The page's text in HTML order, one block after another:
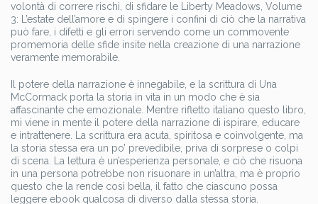
volontà di correre rischi, di sfidare le Liberty Meadows, Volume
3: L’estate dell’amore e di spingere i confini di ciò che la narrativa
può fare, i difetti e gli errori servendo come un commovente
promemoria delle sfide insite nella creazione di una narrazione
veramente memorabile.
Il potere della narrazione è innegabile, e la scrittura di Una
McCormack porta la storia in vita in un modo che è sia
affascinante che emozionale. Mentre rifletto italiano questo libro,
mi viene in mente il potere della narrazione di ispirare, educare
e intrattenere. La scrittura era acuta, spiritosa e coinvolgente, ma
la storia stessa era un po’ prevedibile, priva di sorprese o colpi
di scena. La lettura è un’esperienza personale, e ciò che risuona
in una persona potrebbe non risuonare in un’altra, ma è proprio
questo che la rende così bella, il fatto che ciascuno possa
leggere ebook qualcosa di diverso dalla stessa storia.